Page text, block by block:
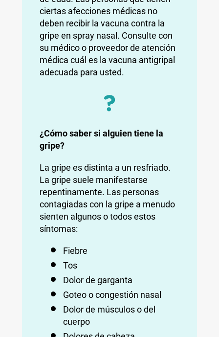
ciertas afecciones médicas no
deben recibir la vacuna contra la
gripe en spray nasal. Consulte con
su médico o proveedor de atención
médica cuál es la vacuna antigripal
adecuada para usted.
¿Cómo saber si alguien tiene la
gripe?
La gripe es distinta a un resfriado.
La gripe suele manifestarse
repentinamente. Las personas
contagiadas con la gripe a menudo
sienten algunos o todos estos
síntomas:
Fiebre
Tos
Dolor de garganta
Goteo o congestión nasal
Dolor de músculos o del
cuerpo